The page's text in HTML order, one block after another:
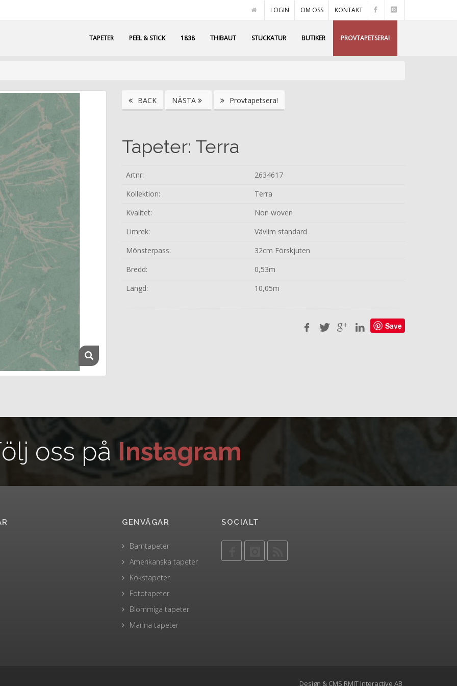
LOGIN OM OSS KONTAKT
TAPETER PEEL & STICK 1838 THIBAUT STUCKATUR BUTIKER PROVTAPETSERA!
BACK NÄSTA Provtapetsera!
Tapeter: Terra
Artnr:
2634617
Kollektion:
Terra
Kvalitet:
Non woven
Limrek:
Vävlim standard
Mönsterpass:
32cm Förskjuten
Bredd:
0,53m
Längd:
10,05m
Save
oss på Instagram
GENVÄGAR
Barntapeter
Amerikanska tapeter
Kökstapeter
Fototapeter
Blommiga tapeter
Marina tapeter
SOCIALT
Design & CMS RMIT Interactive AB